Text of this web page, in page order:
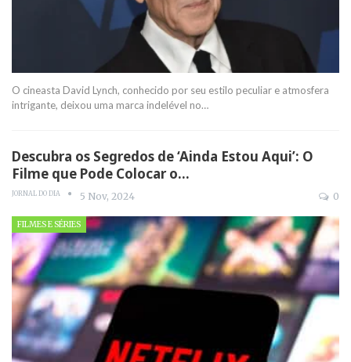
O cineasta David Lynch, conhecido por seu estilo peculiar e atmosfera
intrigante, deixou uma marca indelével no…
Descubra os Segredos de ‘Ainda Estou Aqui’: O
Filme que Pode Colocar o…
JORNAL DO DIA 5 Nov, 2024 0
FILMES E SÉRIES